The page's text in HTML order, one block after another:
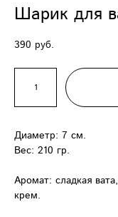
Шарик для
390 pуб.
Диаметр: 7 см.
Вес: 210 гр.
Аромат: сладкая
крем.